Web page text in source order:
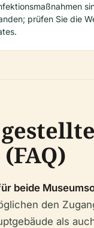
prüfen Sie die
beide
den
als